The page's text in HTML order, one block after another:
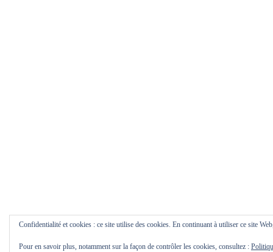
Confidentialité et cookies : ce site utilise des cookies. En continuant à utiliser ce site
Pour en savoir plus, notamment sur la façon de contrôler les cookies, consultez :